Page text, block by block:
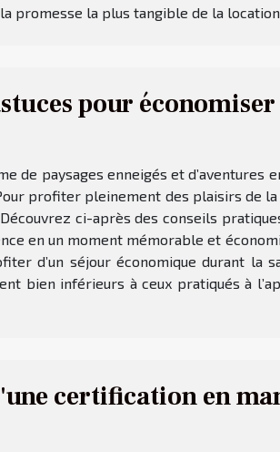
promesse la plus tangible de la
pour
de paysages enneigés et d’aventures
profiter pleinement des plaisirs de
ci-après des conseils
en un moment mémorable et
d’un séjour économique durant la
bien inférieurs à ceux pratiqués à
certification en